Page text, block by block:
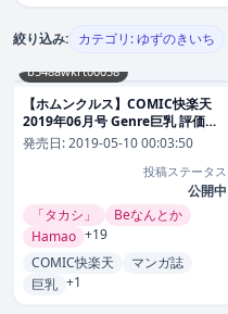
絞り込み: カテゴリ: ゆずのきいち
b548awkrt00058
【ホムンクルス】COMIC快楽天
2019年06月号 Genre巨乳 評価
4.29
発売日:2019-05-10 00:03:50
投稿ステータス
公開中
「タカシ」
Beなんとか
Hamao +19
COMIC快楽天
マンガ誌
巨乳 +1